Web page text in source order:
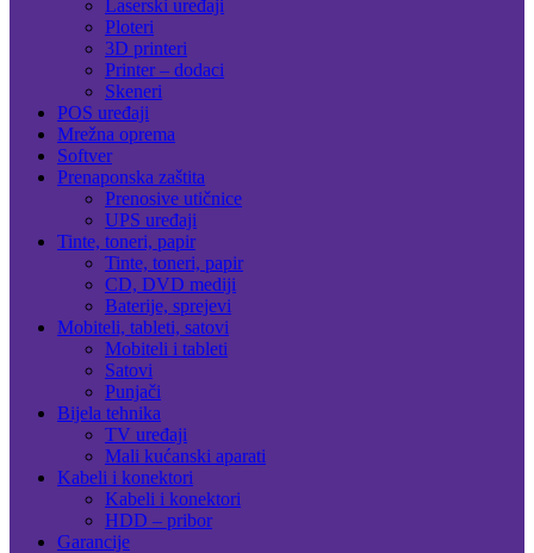
Laserski uređaji
Ploteri
3D printeri
Printer – dodaci
Skeneri
POS uređaji
Mrežna oprema
Softver
Prenaponska zaštita
Prenosive utičnice
UPS uređaji
Tinte, toneri, papir
Tinte, toneri, papir
CD, DVD mediji
Baterije, sprejevi
Mobiteli, tableti, satovi
Mobiteli i tableti
Satovi
Punjači
Bijela tehnika
TV uređaji
Mali kućanski aparati
Kabeli i konektori
Kabeli i konektori
HDD – pribor
Garancije